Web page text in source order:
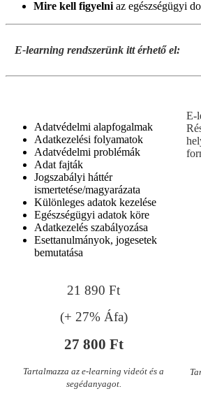
Mire kell figyelni az egészségügyi
E-learning rendszerünk itt érhető el:
Adatvédelmi alapfogalmak
Adatkezelési folyamatok
Adatvédelmi problémák
Adat fajták
Jogszabályi háttér
ismertetése/magyarázata
Különleges adatok kezelése
Egészségügyi adatok köre
Adatkezelés szabályozása
Esettanulmányok, jogesetek
bemutatása
E-
21 890 Ft
(+ 27% Áfa)
27 800 Ft
Tartalmazza az e-learning videót és a
segédanyagot.